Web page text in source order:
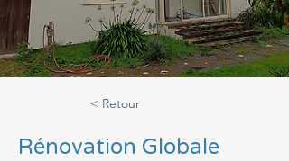
< Retour
Rénovation Globale